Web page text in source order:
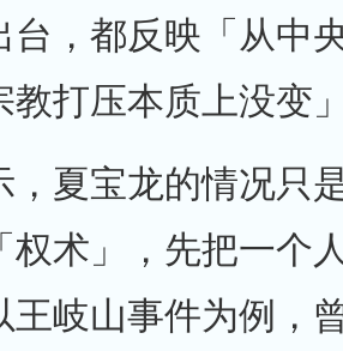
台，都反映「从中
教打压本质上没变
，夏宝龙的情况只
权术」，先把一个
王岐山事件为例，